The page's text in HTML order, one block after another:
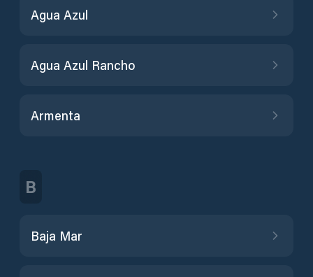
Agua Azul
Agua Azul Rancho
Armenta
B
Baja Mar